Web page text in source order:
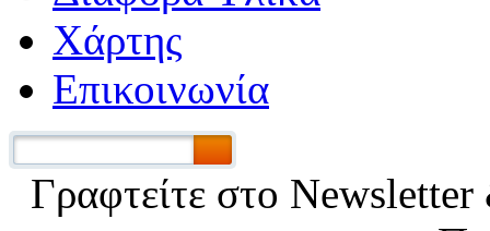
Χάρτης
Επικοινωνία
Γραφτείτε στο Νewsletter